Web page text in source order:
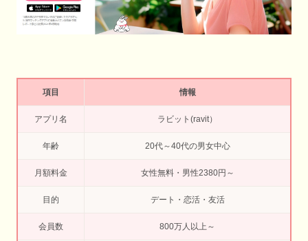
項目 情報
アプリ名 ラビット(ravit）
年齢 20代～40代の男女中心
月額料金 女性無料・男性2380円～
目的 デート・恋活・友活
会員数 800万人以上～